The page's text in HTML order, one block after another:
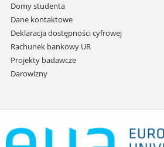
Domy studenta
Dane kontaktowe
Deklaracja dostępności cyfrowej
Rachunek bankowy UR
Projekty badawcze
Darowizny